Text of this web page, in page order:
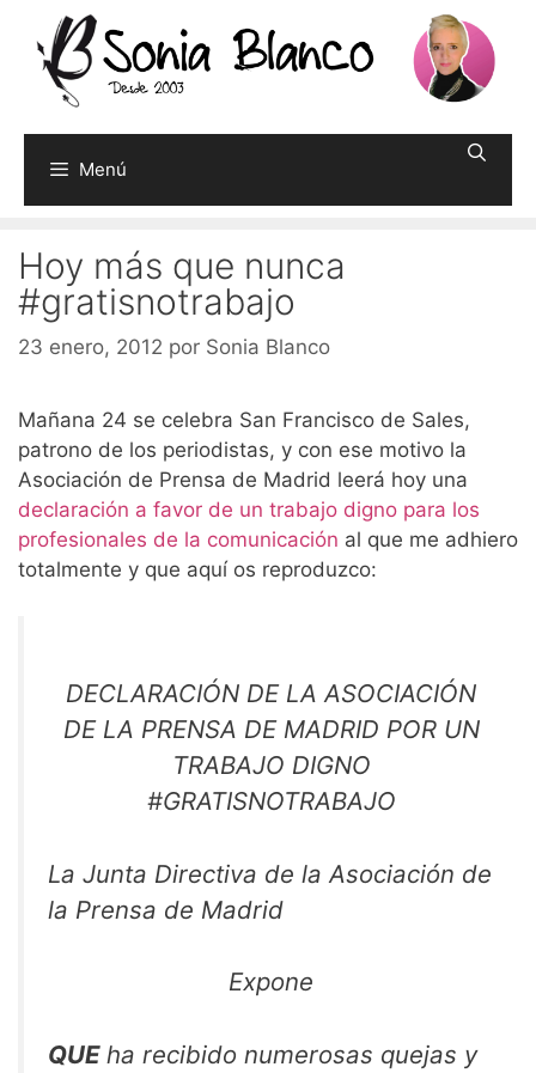
contenido
Menú
Hoy más que nunca
#gratisnotrabajo
23 enero, 2012 por Sonia Blanco
Mañana 24 se celebra San Francisco de Sales,
patrono de los periodistas, y con ese motivo la
Asociación de Prensa de Madrid leerá hoy una
declaración a favor de un trabajo digno para los
profesionales de la comunicación al que me adhiero
totalmente y que aquí os reproduzco:
DECLARACIÓN DE LA ASOCIACIÓN
DE LA PRENSA DE MADRID POR UN
TRABAJO DIGNO
#GRATISNOTRABAJO
La Junta Directiva de la Asociación de
la Prensa de Madrid
Expone
QUEha recibido numerosas quejas y